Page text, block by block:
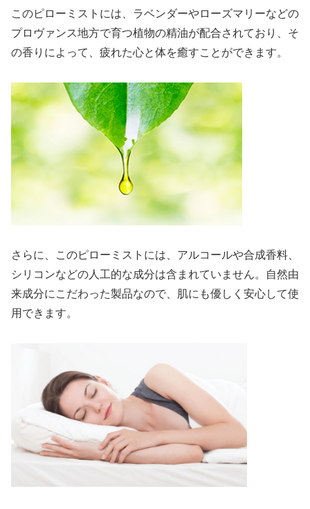
このピローミストには、ラベンダーやローズマリーなどの
プロヴァンス地方で育つ植物の精油が配合されており、そ
の香りによって、疲れた心と体を癒すことができます。
さらに、このピローミストには、アルコールや合成香料、
シリコンなどの人工的な成分は含まれていません。自然由
来成分にこだわった製品なので、肌にも優しく安心して使
用できます。